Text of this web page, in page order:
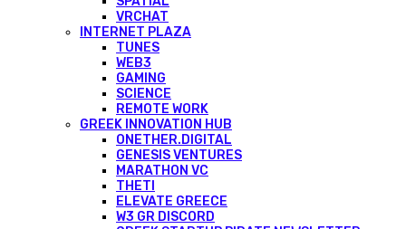
VRCHAT
INTERNET PLAZA
TUNES
WEB3
GAMING
SCIENCE
REMOTE WORK
GREEK INNOVATION HUB
ONETHER.DIGITAL
GENESIS VENTURES
MARATHON VC
THETI
ELEVATE GREECE
W3 GR DISCORD